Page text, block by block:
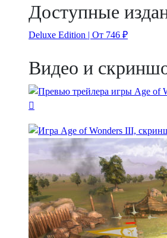
Доступные
Deluxe Edition | От 746 ₽
Видео и